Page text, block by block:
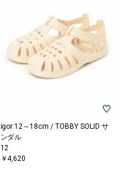
igor:12～18cm / TOBBY SOLID サ
ンダル
12
￥4,620